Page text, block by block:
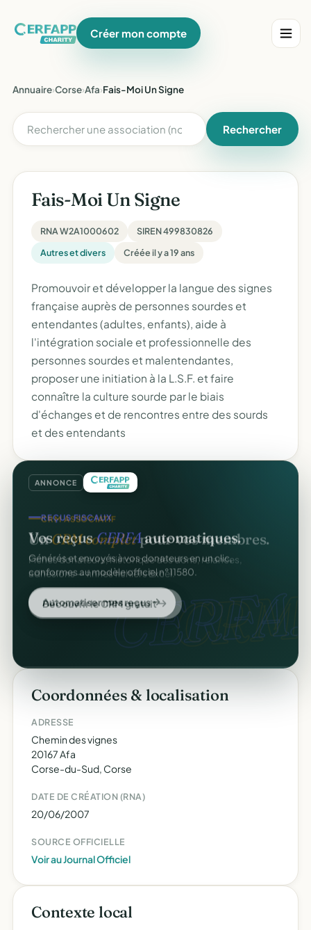
Créer mon compte
Annuaire›Corse›Afa›Fais-Moi Un Signe
Rechercher
Fais-Moi Un Signe
RNA W2A1000602
SIREN 499830826
Autres et divers
Créée il y a 19 ans
Promouvoir et développer la langue des signes
française auprès de personnes sourdes et
entendantes (adultes, enfants), aide à
l'intégration sociale et professionnelle des
personnes sourdes et malentendantes,
proposer une initiation à la L.S.F. et faire
connaître la culture sourde par le biais
d'échanges et de rencontres entre des sourds
et des entendants
ANNONCE
CERFA.
REÇUS FISCAUX
Vos reçusCERFAautomatiques.
Générés et envoyés à vos donateurs en un clic,
conformes au modèle officiel n°11580.
Automatiser mes reçus
CRM ASSOCIATIF
UnCRM completpour vos membres.
Fiches donateurs, historique des dons, relances,
adhésions — fini les fichiers Excel.
Découvrir le CRM gratuit
Coordonnées & localisation
ADRESSE
Chemin des vignes
20167 Afa
Corse-du-Sud, Corse
DATE DE CRÉATION (RNA)
20/06/2007
SOURCE OFFICIELLE
Voir au Journal Officiel
Contexte local